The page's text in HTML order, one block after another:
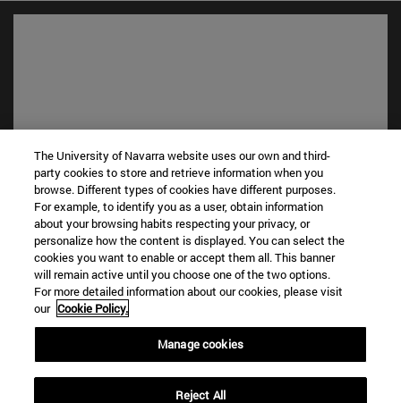
Accesos directos
Biblioteca(abre en nueva ventana)
Mi correo(abre en nueva ventana)
Aula virtual ADI(abre en nueva ventana)
Búsqueda de personas(abre en nueva ventana)
Trabaja con nosotros
¿QUÉ GRADO TE INTERESA?
The University of Navarra website uses our own and third-
party cookies to store and retrieve information when you
browse. Different types of cookies have different purposes.
For example, to identify you as a user, obtain information
about your browsing habits respecting your privacy, or
personalize how the content is displayed. You can select the
cookies you want to enable or accept them all. This banner
will remain active until you choose one of the two options.
For more detailed information about our cookies, please visit
our Cookie Policy.
Manage cookies
Reject All